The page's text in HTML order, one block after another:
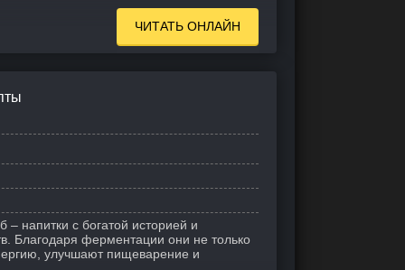
ЧИТАТЬ ОНЛАЙН
– напитки с богатой историей и
Благодаря ферментации они не только
улучшают пищеварение и